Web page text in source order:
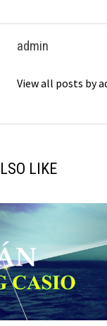
admin
View all posts by
LIKE